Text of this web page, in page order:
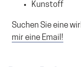
Kunstoff
Suchen Sie eine
mir eine Email!